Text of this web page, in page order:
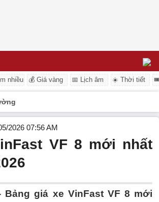
nhiều 💰 Giá vàng 📅 Lịch âm ☀️ Thời tiết
2026 07:56 AM
VF 8 mới nhất
Bảng giá xe VinFast VF 8 mới